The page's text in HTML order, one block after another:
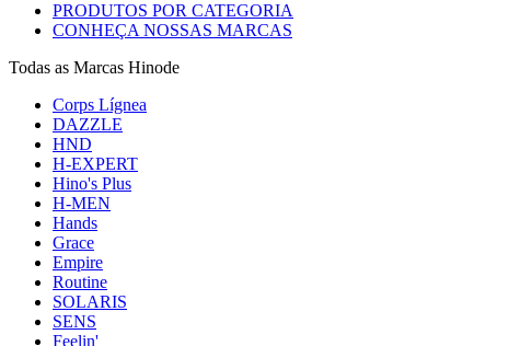
PRODUTOS POR CATEGORIA
CONHEÇA NOSSAS MARCAS
Todas as Marcas Hinode
Corps Lígnea
DAZZLE
HND
H-EXPERT
Hino's Plus
H-MEN
Hands
Grace
Empire
Routine
SOLARIS
SENS
Feelin'